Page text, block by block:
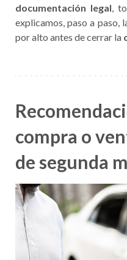
documentación legal,
explicamos, paso a paso,
por alto antes de cerrar la
compra o
de segunda